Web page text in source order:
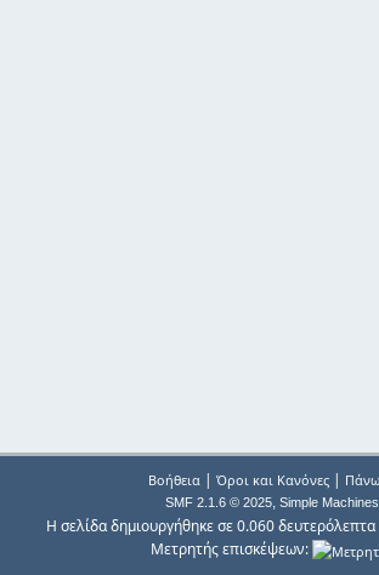
Βοήθεια| Όροι και Κανόνες|
SMF 2.1.6 © 2025, Simple Machines
Η σελίδα δημιουργήθηκε σε 0.060
Μετρητής επισκέψεων: